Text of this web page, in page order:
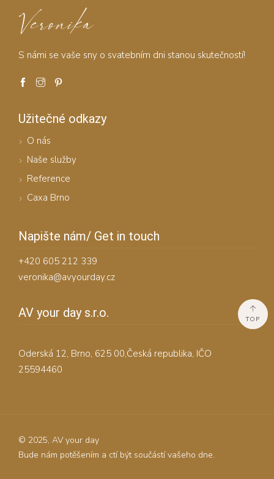
Veronika
S námi se vaše sny o svatebním dni stanou skutečností!
Užitečné odkazy
O nás
Naše služby
Reference
Caxa Brno
Napište nám/ Get in touch
+420 605 212 339
veronika@avyourday.cz
AV your day s.r.o.
Oderská 12, Brno, 625 00,Česká republika, IČO
25594460
© 2025, AV your day
Bude nám potěšením a ctí být součástí vašeho dne.
TOP